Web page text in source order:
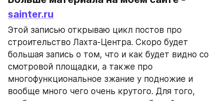
sainter.ru
Этой записью открываю цикл постов про
строительство Лахта-Центра. Скоро будет
большая запись о том, что и как будет видно со
смотровой площадки, а также про
многофункциональное зжание у подножие и
вообще много чего очень крутого. Для того,